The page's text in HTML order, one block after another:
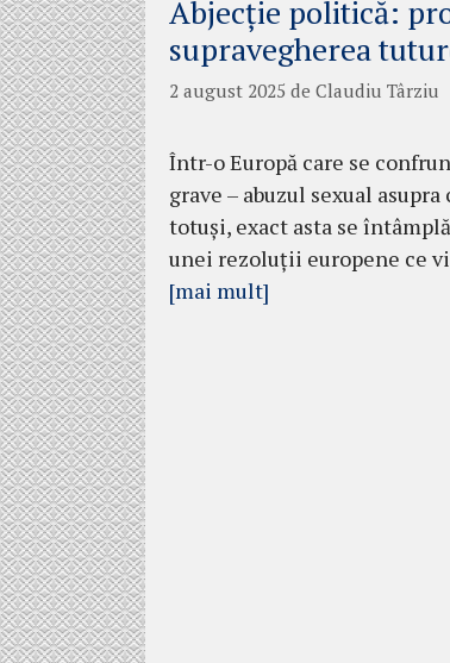
Abjecție politică:
supravegherea
2 august 2025 de Claudiu Târziu
Într-o Europă care se
grave – abuzul sexual
totuși, exact asta se
unei rezoluții europene ce
[mai mult]